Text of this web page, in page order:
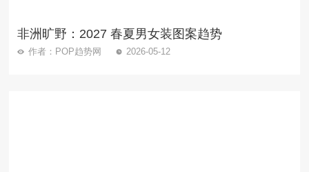
非洲旷野：2027 春夏男女装图案趋势
作者：POP趋势网 2026-05-12